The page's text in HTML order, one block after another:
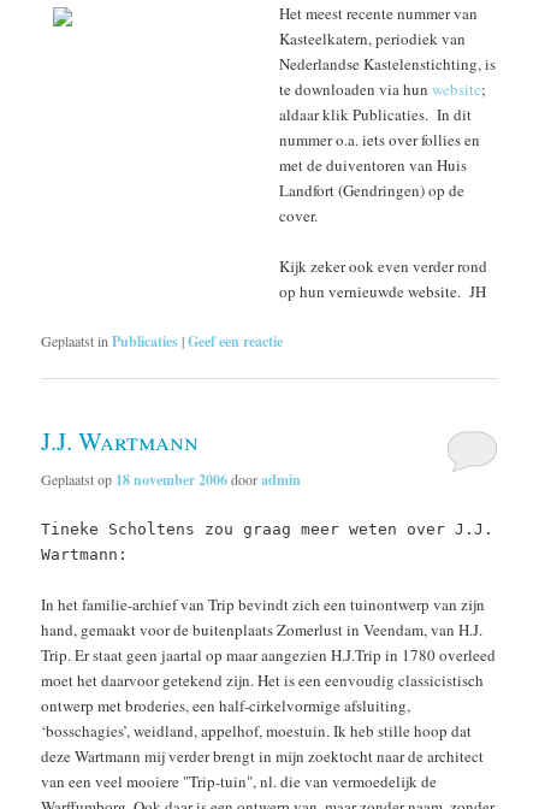
Het meest recente nummer van
Kasteelkatern, periodiek van
Nederlandse Kastelenstichting, is
te downloaden via hunwebsite;
aldaar klik Publicaties. In dit
nummer o.a. iets over follies en
met de duiventoren van Huis
Landfort (Gendringen) op de
cover.
Kijk zeker ook even verder rond
op hun vernieuwde website. JH
Geplaatst inPublicaties|Geef een reactie
J.J. Wartmann
Geplaatst op 18 november 2006dooradmin
Tineke Scholtens zou graag meer weten over J.J.
Wartmann:
In het familie-archief van Trip bevindt zich een tuinontwerp van zijn
hand, gemaakt voor de buitenplaats Zomerlust in Veendam, van H.J.
Trip. Er staat geen jaartal op maar aangezien H.J.Trip in 1780 overleed
moet het daarvoor getekend zijn. Het is een eenvoudig classicistisch
ontwerp met broderies, een half-cirkelvormige afsluiting,
‘bosschagies’, weidland, appelhof, moestuin. Ik heb stille hoop dat
deze Wartmann mij verder brengt in mijn zoektocht naar de architect
van een veel mooiere "Trip-tuin", nl. die van vermoedelijk de